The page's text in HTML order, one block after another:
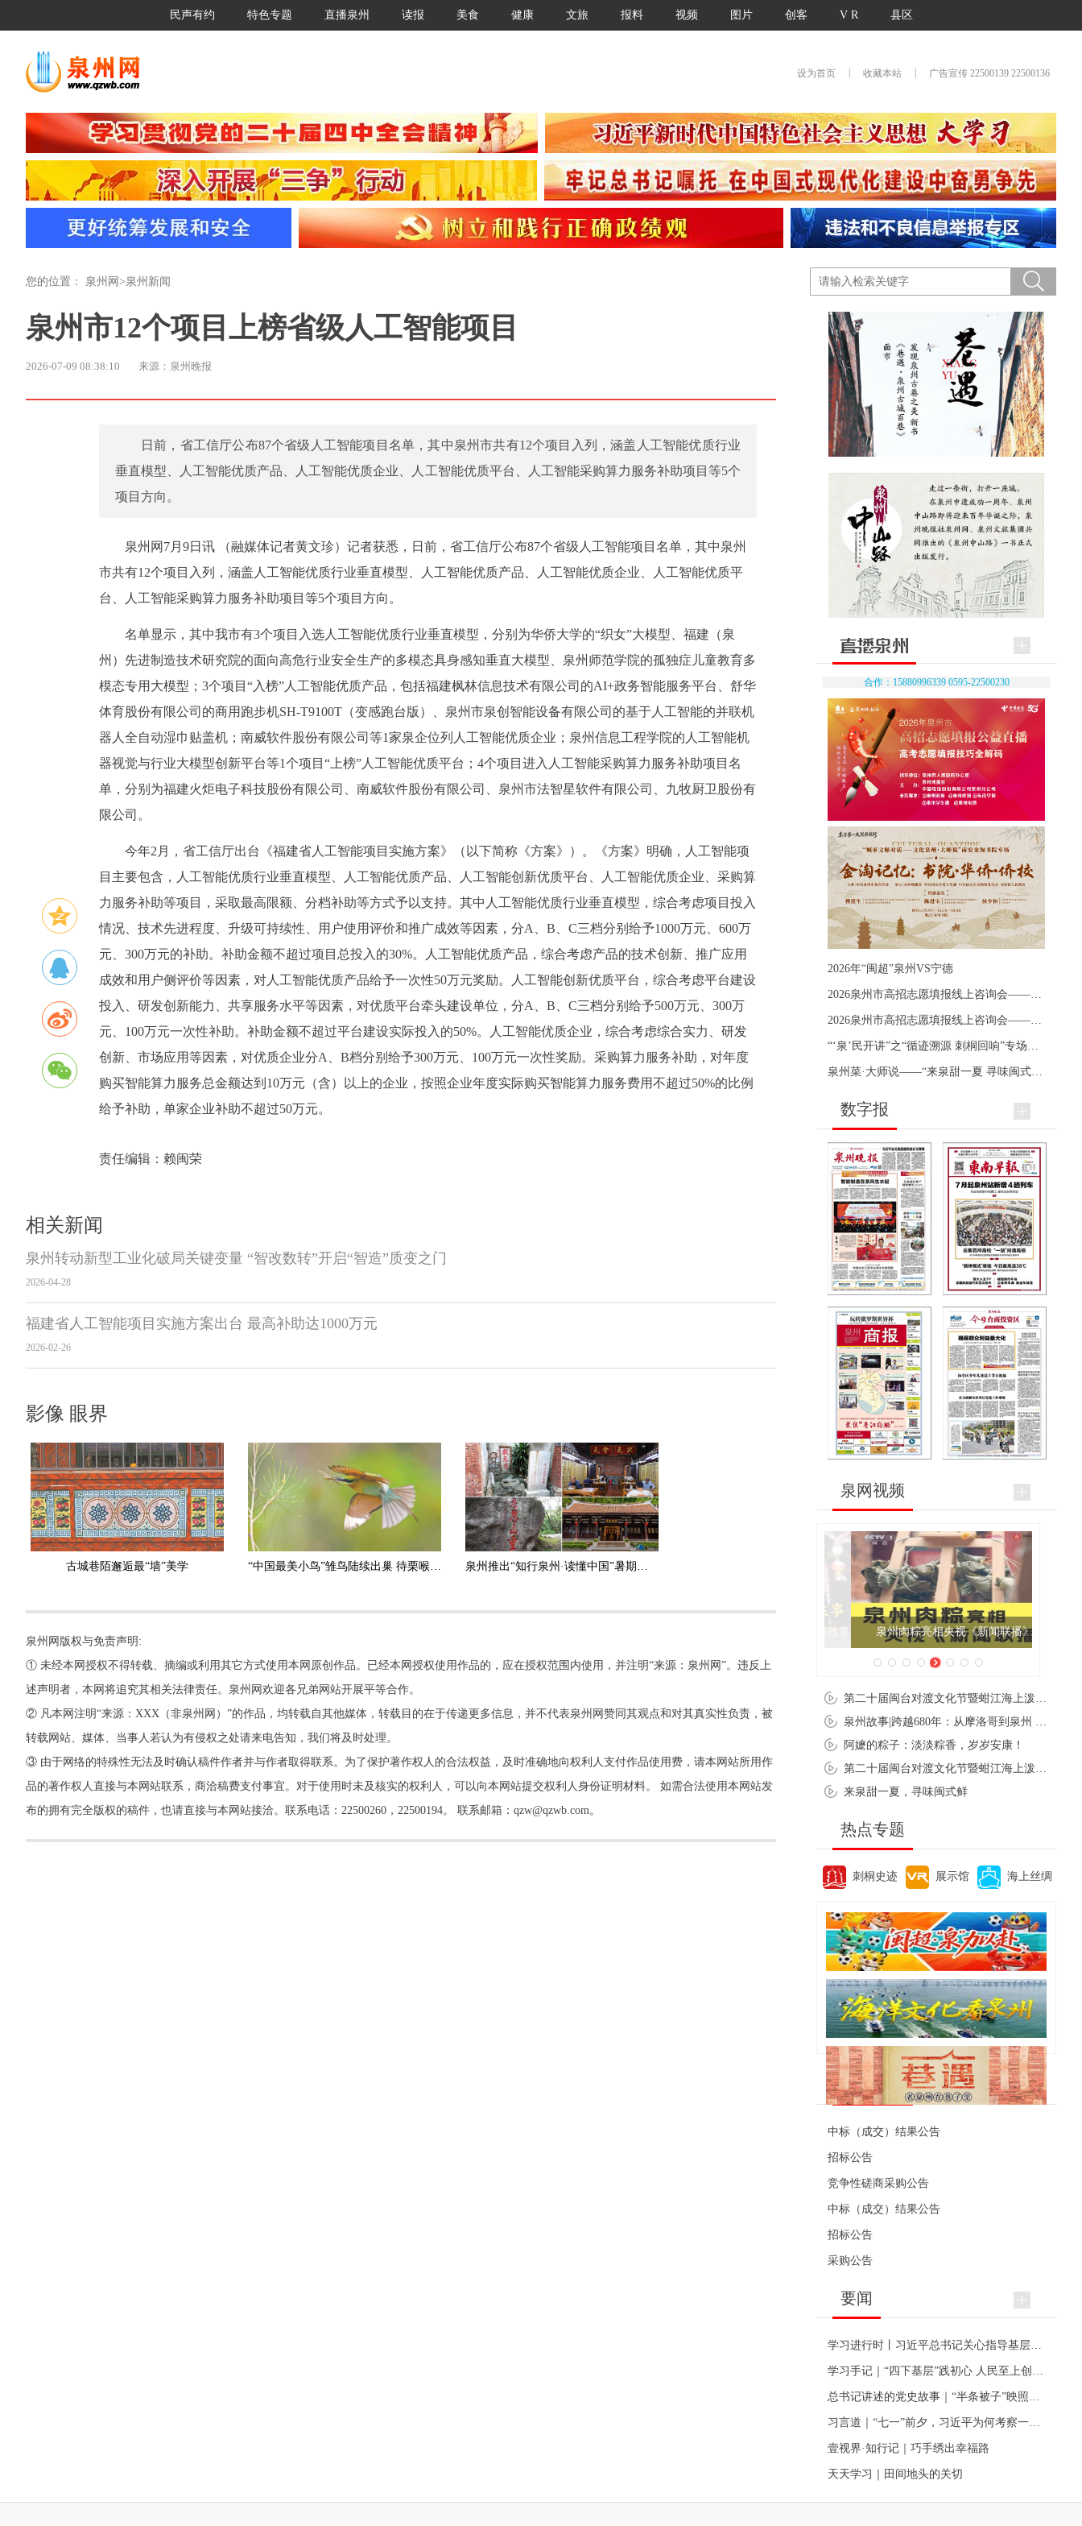
民声有约 特色专题 直播泉州 读报 美食 健康 文旅 报料 视频 图片 创客 V R 县区
设为首页 收藏本站 广告宣传 22500139 22500136
您的位置： 泉州网 >泉州新闻
泉州市12个项目上榜省级人工智能项目
2026-07-09 08:38:10 来源：泉州晚报
日前，省工信厅公布87个省级人工智能项目名单，其中泉州市共有12个项目入列，涵盖人工智能优质行业
垂直模型、人工智能优质产品、人工智能优质企业、人工智能优质平台、人工智能采购算力服务补助项目等5个
项目方向。
泉州网7月9日讯 （融媒体记者黄文珍）记者获悉，日前，省工信厅公布87个省级人工智能项目名单，其中泉州
市共有12个项目入列，涵盖人工智能优质行业垂直模型、人工智能优质产品、人工智能优质企业、人工智能优质平
台、人工智能采购算力服务补助项目等5个项目方向。
名单显示，其中我市有3个项目入选人工智能优质行业垂直模型，分别为华侨大学的“织女”大模型、福建（泉
州）先进制造技术研究院的面向高危行业安全生产的多模态具身感知垂直大模型、泉州师范学院的孤独症儿童教育多
模态专用大模型；3个项目“入榜”人工智能优质产品，包括福建枫林信息技术有限公司的AI+政务智能服务平台、舒华
体育股份有限公司的商用跑步机SH-T9100T（变感跑台版）、泉州市泉创智能设备有限公司的基于人工智能的并联机
器人全自动湿巾贴盖机；南威软件股份有限公司等1家泉企位列人工智能优质企业；泉州信息工程学院的人工智能机
器视觉与行业大模型创新平台等1个项目“上榜”人工智能优质平台；4个项目进入人工智能采购算力服务补助项目名
单，分别为福建火炬电子科技股份有限公司、南威软件股份有限公司、泉州市法智星软件有限公司、九牧厨卫股份有
限公司。
今年2月，省工信厅出台《福建省人工智能项目实施方案》（以下简称《方案》）。《方案》明确，人工智能项
目主要包含，人工智能优质行业垂直模型、人工智能优质产品、人工智能创新优质平台、人工智能优质企业、采购算
力服务补助等项目，采取最高限额、分档补助等方式予以支持。其中人工智能优质行业垂直模型，综合考虑项目投入
情况、技术先进程度、升级可持续性、用户使用评价和推广成效等因素，分A、B、C三档分别给予1000万元、600万
元、300万元的补助。补助金额不超过项目总投入的30%。人工智能优质产品，综合考虑产品的技术创新、推广应用
成效和用户侧评价等因素，对人工智能优质产品给予一次性50万元奖励。人工智能创新优质平台，综合考虑平台建设
投入、研发创新能力、共享服务水平等因素，对优质平台牵头建设单位，分A、B、C三档分别给予500万元、300万
元、100万元一次性补助。补助金额不超过平台建设实际投入的50%。人工智能优质企业，综合考虑综合实力、研发
创新、市场应用等因素，对优质企业分A、B档分别给予300万元、100万元一次性奖励。采购算力服务补助，对年度
购买智能算力服务总金额达到10万元（含）以上的企业，按照企业年度实际购买智能算力服务费用不超过50%的比例
给予补助，单家企业补助不超过50万元。
责任编辑： 赖闽荣
相关新闻
泉州转动新型工业化破局关键变量 “智改数转”开启“智造”质变之门
2026-04-28
福建省人工智能项目实施方案出台 最高补助达1000万元
2026-02-26
影像 眼界
古城巷陌邂逅最“墙”美学
泉州网版权与免责声明:
① 未经本网授权不得转载、摘编或利用其它方式使用本网原创作品。已经本网授权使用作品的，应在授权范围内使用，并注明“来源：泉州网”。违反上
述声明者，本网将追究其相关法律责任。泉州网欢迎各兄弟网站开展平等合作。
② 凡本网注明“来源：XXX（非泉州网）”的作品，均转载自其他媒体，转载目的在于传递更多信息，并不代表泉州网赞同其观点和对其真实性负责，被
转载网站、媒体、当事人若认为有侵权之处请来电告知，我们将及时处理。
③ 由于网络的特殊性无法及时确认稿件作者并与作者取得联系。为了保护著作权人的合法权益，及时准确地向权利人支付作品使用费，请本网站所用作
品的著作权人直接与本网站联系，商洽稿费支付事宜。对于使用时未及核实的权利人，可以向本网站提交权利人身份证明材料。 如需合法使用本网站发
布的拥有完全版权的稿件，也请直接与本网站接洽。联系电话：22500260，22500194。 联系邮箱：qzw@qzwb.com。
合作：15880996339 0595-22500230
2026年“闽超”泉州VS宁德
数字报
泉网视频
泉州肉粽亮相央视《新闻联播》
阿嬷的粽子：淡淡粽香，岁岁安康！
来泉甜一夏，寻味闽式鲜
热点专题
刺桐史迹 展示馆 海上丝绸
便民资讯
中标（成交）结果公告
招标公告
竞争性磋商采购公告
中标（成交）结果公告
招标公告
采购公告
要闻
壹视界·知行记｜巧手绣出幸福路
天天学习｜田间地头的关切